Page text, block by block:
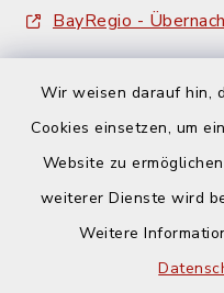
Wir weisen darauf hin,
Cookies einsetzen, um
Website zu
weiterer Dienste wird
Weitere
BayRegio -